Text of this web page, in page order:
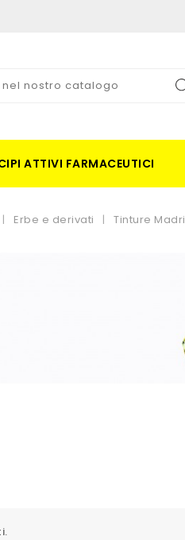
ATTIVI FARMACEUTICI
Erbe e derivati Tinture Madri